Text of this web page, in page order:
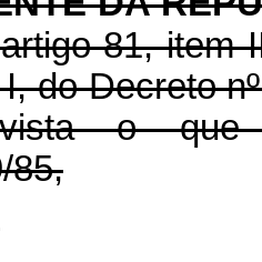
81, item
do Decreto
o que
85,